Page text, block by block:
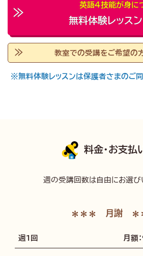
英語４技能が身に
無料体験レッス
教室での受講をご希望の
※無料体験レッスンは保護者さまのご
料金・お支払
週の受講回数は自由にお選び
月謝
週1回 月額